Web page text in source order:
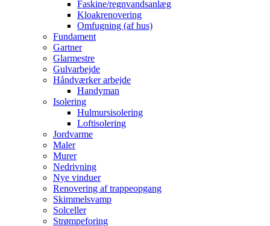
Faskine/regnvandsanlæg
Kloakrenovering
Omfugning (af hus)
Fundament
Gartner
Glarmestre
Gulvarbejde
Håndværker arbejde
Handyman
Isolering
Hulmursisolering
Loftisolering
Jordvarme
Maler
Murer
Nedrivning
Nye vinduer
Renovering af trappeopgang
Skimmelsvamp
Solceller
Strømpeforing